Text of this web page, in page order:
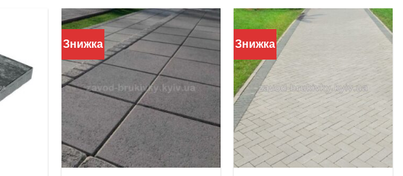
Знижка Знижка